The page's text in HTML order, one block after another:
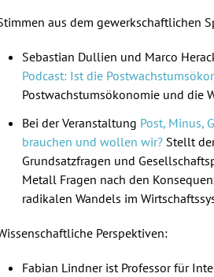
aus dem gewerkschaftlichen
Sebastian Dullien und Marco
Podcast: Ist die
Postwachstumsökonomie und die
Bei der Veranstaltung Post, Minus,
brauchen und wollen wir? Stellt
Grundsatzfragen und
Metall Fragen nach den
radikalen Wandels im
Perspektiven:
Fabian Lindner ist Professor für